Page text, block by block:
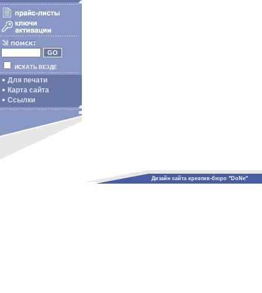
ИСКАТЬ ВЕЗДЕ
Для печати
Карта сайта
Ссылки
Дизайн сайта креатив-бюро "DoNe"